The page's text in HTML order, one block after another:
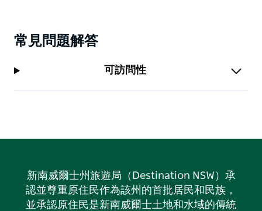
常見問題解答
可訪問性
新南威爾士州旅遊局（Destination NSW）承
認並尊重原住民作為該州的首批居民和民族，
並承認原住民是新南威爾士土地和水域的傳統